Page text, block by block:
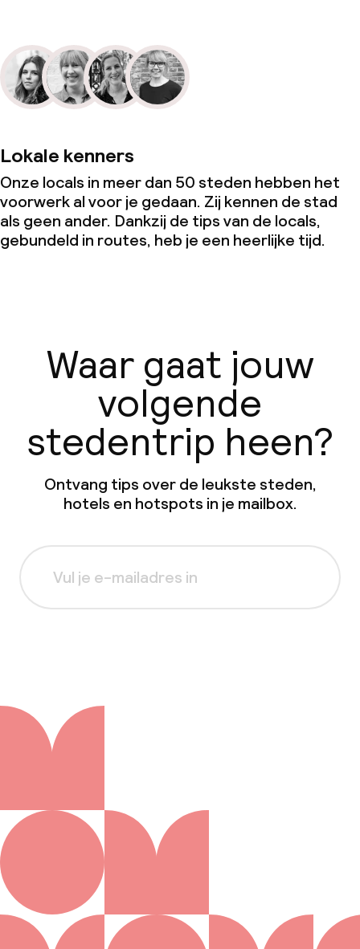
Lokale kenners
Onze locals in meer dan 50 steden hebben het
voorwerk al voor je gedaan. Zij kennen de stad
als geen ander. Dankzij de tips van de locals,
gebundeld in routes, heb je een heerlijke tijd.
Waar gaat jouw
volgende
stedentrip heen?
Ontvang tips over de leukste steden,
hotels en hotspots in je mailbox.